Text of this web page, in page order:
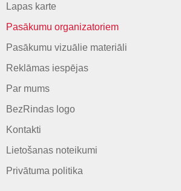
Lapas karte
Pasākumu organizatoriem
Pasākumu vizuālie materiāli
Reklāmas iespējas
Par mums
BezRindas logo
Kontakti
Lietošanas noteikumi
Privātuma politika